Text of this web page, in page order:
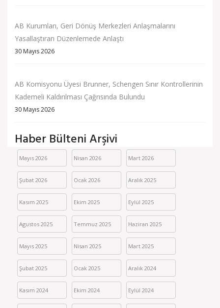
AB Kurumları, Geri Dönüş Merkezleri Anlaşmalarını
Yasallaştıran Düzenlemede Anlaştı
30 Mayıs 2026
AB Komisyonu Üyesi Brunner, Schengen Sınır Kontrollerinin
Kademeli Kaldırılması Çağrısında Bulundu
30 Mayıs 2026
Haber Bülteni Arşivi
Mayıs 2026 Nisan 2026 Mart 2026
Şubat 2026 Ocak 2026 Aralık 2025
Kasım 2025 Ekim 2025 Eylül 2025
Agustos 2025 Temmuz 2025 Haziran 2025
Mayıs 2025 Nisan 2025 Mart 2025
Şubat 2025 Ocak 2025 Aralık 2024
Kasım 2024 Ekim 2024 Eylül 2024